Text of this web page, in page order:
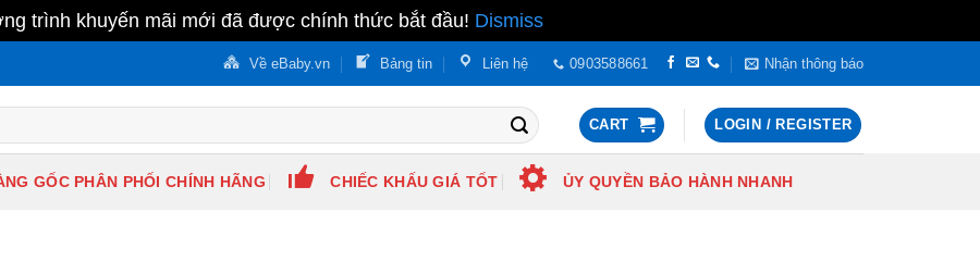
trình khuyến mãi mới đã được chính thức bắt đầu! Dismiss
Về eBaby.vn Bảng tin Liên hệ 0903588661 Nhận thông báo
CART LOGIN / REGISTER
GỐC PHÂN PHỐI CHÍNH HÃNG CHIẾC KHẤU GIÁ TỐT ỦY QUYỀN BẢO HÀNH NHANH